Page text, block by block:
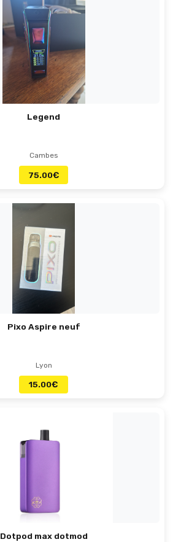
Legend
Cambes
75.00€
Pixo Aspire neuf
Lyon
15.00€
Dotpod max dotmod